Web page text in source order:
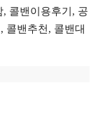
콜밴이용후기, 공
콜밴추천, 콜밴대